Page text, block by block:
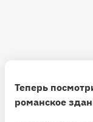
Теперь
романское